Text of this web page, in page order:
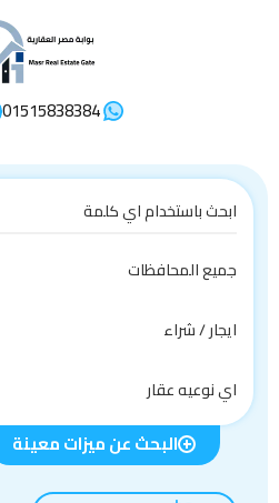
01515838384
جميع المحافظات
ايجار / شراء
اي نوعيه عقار
البحث عن ميزات معينة